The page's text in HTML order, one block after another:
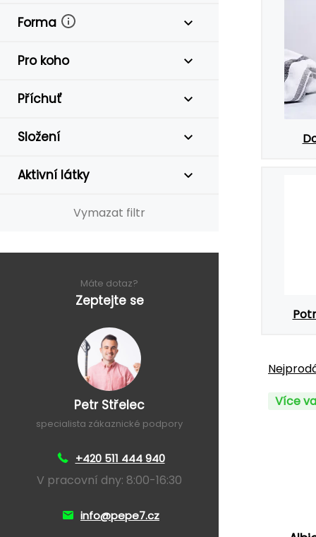
Forma
Pro koho
Příchuť
Složení
Aktivní látky
Vymazat filtr
Máte dotaz?
Zeptejte se
Petr Střelec
specialista zákaznické podpory
+420 511 444 940
V pracovní dny: 8:00-16:30
info@pepe7.cz
Více